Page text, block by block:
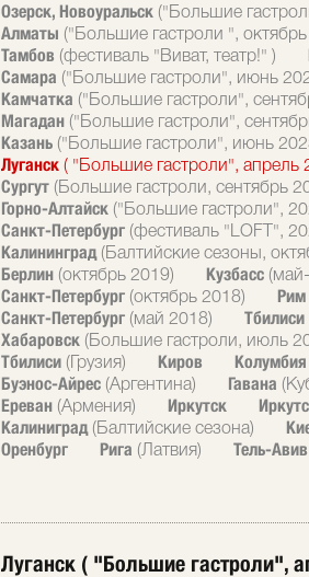
Озерск, Новоуральск ("Большие
Алматы ("Большие гастроли ",
Тамбов (фестиваль "Виват, театр!" )
Самара ("Большие гастроли", июнь
Камчатка ("Большие гастроли",
Магадан ("Большие гастроли",
Казань ("Большие гастроли", июнь
Луганск ( "Большие гастроли", апрель
Сургут (Большие гастроли, сентябрь
Горно-Алтайск ("Большие гастроли",
Санкт-Петербург (фестиваль "LOFT",
Калининград (Балтийские сезоны,
Берлин (октябрь 2019) Кузбасс
Санкт-Петербург (октябрь 2018)
Рим
Санкт-Петербург (май 2018)
Тбилиси
Хабаровск (Большие гастроли, июль
Тбилиси (Грузия) Киров
Буэнос-Айрес (Аргентина) Гавана
Ереван (Армения) Иркутск
Калиниград (Балтийские сезона)
Оренбург
Рига (Латвия) Тель-
Луганск ( "Большие гастроли",